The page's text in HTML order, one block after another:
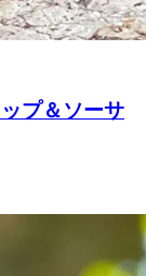
プ＆ソーサ